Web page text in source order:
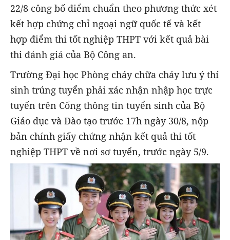
22/8 công bố điểm chuẩn theo phương thức xét
kết hợp chứng chỉ ngoại ngữ quốc tế và kết
hợp điểm thi tốt nghiệp THPT với kết quả bài
thi đánh giá của Bộ Công an.
Trường Đại học Phòng cháy chữa cháy lưu ý thí
sinh trúng tuyển phải xác nhận nhập học trực
tuyến trên Cổng thông tin tuyển sinh của Bộ
Giáo dục và Đào tạo trước 17h ngày 30/8, nộp
bản chính giấy chứng nhận kết quả thi tốt
nghiệp THPT về nơi sơ tuyển, trước ngày 5/9.